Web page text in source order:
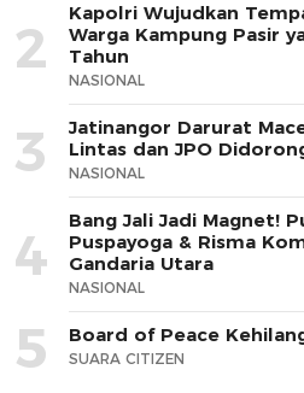
2
Kapolri Wujudkan
Warga Kampung Pasir
Tahun
NASIONAL
3
Jatinangor Darurat
Lintas dan JPO
NASIONAL
4
Bang Jali Jadi Magnet!
Puspayoga & Risma
Gandaria Utara
NASIONAL
5 Board of Peace
SUARA CITIZEN